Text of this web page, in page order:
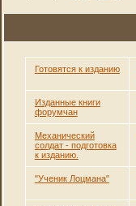
Готовятся к изданию
Изданные книги
форумчан
Механический
солдат - подготовка
к изданию.
"Ученик Лоцмана"